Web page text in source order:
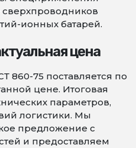
ионных батарей.
цена
860-75 поставляется по
цене. Итоговая
параметров,
логистики. Мы
предложение с
и предоставляем